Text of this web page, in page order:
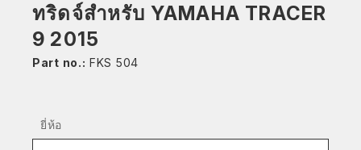
ทริดจ์สำหรับ YAMAHA TRACER
9 2015
Part no.: FKS 504
ยี่ห้อ